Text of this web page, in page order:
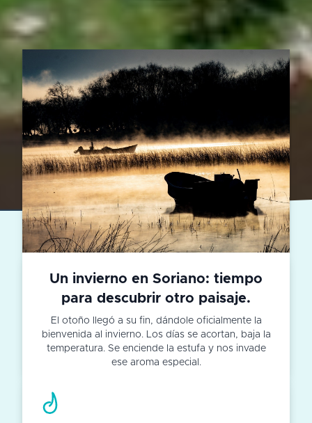
Un invierno en Soriano: tiempo
para descubrir otro paisaje.
El otoño llegó a su fin, dándole oficialmente la
bienvenida al invierno. Los días se acortan, baja la
temperatura. Se enciende la estufa y nos invade
ese aroma especial.